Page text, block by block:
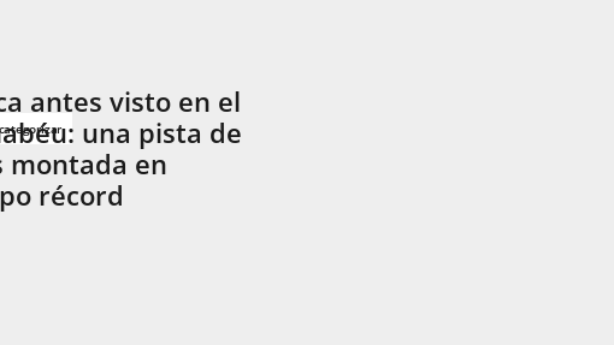
antes visto en el
una pista de
montada en
récord